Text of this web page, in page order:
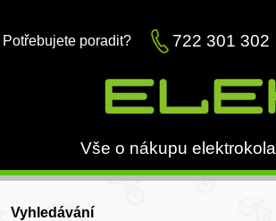
Potřebujete poradit? 722 301 302
Vše o nákupu elektrokola
Vyhledávání